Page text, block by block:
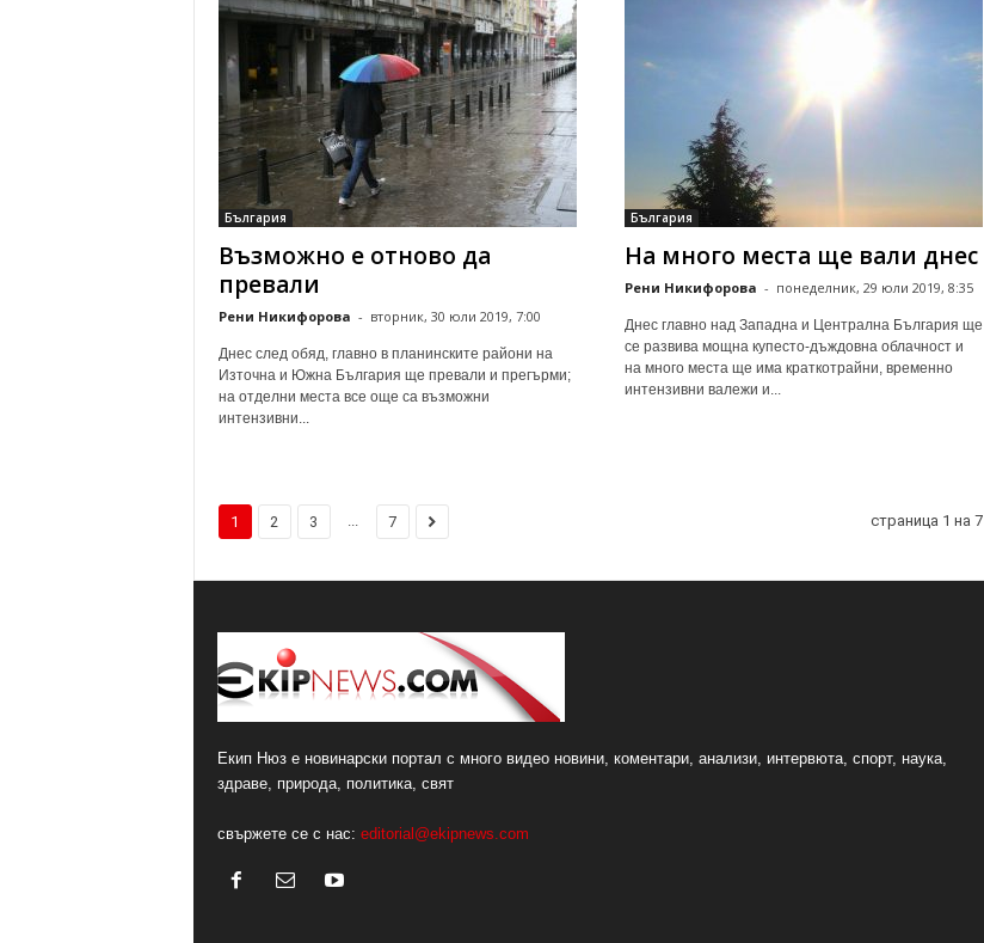
България
Възможно е отново да
превали
Рени Никифорова - вторник, 30 юли 2019, 7:00
Днес след обяд, главно в планинските райони на
Източна и Южна България ще превали и прегърми;
на отделни места все още са възможни
интензивни...
България
На много места ще вали днес
Рени Никифорова - понеделник, 29 юли 2019, 8:35
Днес главно над Западна и Централна България ще
се развива мощна купесто-дъждовна облачност и
на много места ще има краткотрайни, временно
интензивни валежи и...
1 2 3 ... 7 страница 1 на 7
Екип Нюз е новинарски портал с много видео новини, коментари, анализи, интервюта, спорт, наука,
здраве, природа, политика, свят
свържете се с нас: editorial@ekipnews.com